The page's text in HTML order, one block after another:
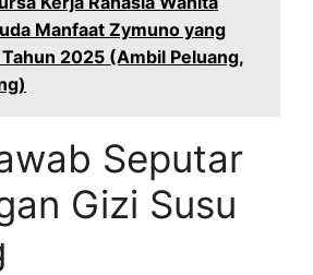
Manfaat Zymuno yang
2025 (Ambil Peluang,
Seputar
Gizi Susu